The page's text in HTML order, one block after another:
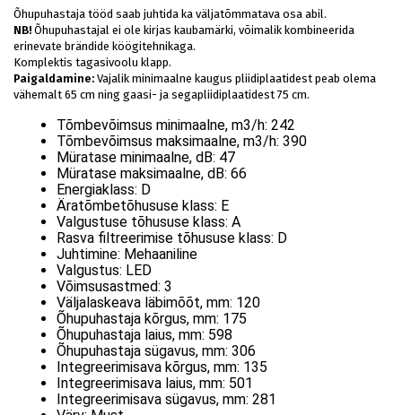
Õhupuhastaja tööd saab juhtida ka väljatõmmatava osa abil.
NB! Õhupuhastajal ei ole kirjas kaubamärki, võimalik kombineerida
erinevate brändide köögitehnikaga.
Komplektis tagasivoolu klapp.
Paigaldamine: Vajalik minimaalne kaugus pliidiplaatidest peab olema
vähemalt 65 cm ning gaasi- ja segapliidiplaatidest 75 cm.
Tõmbevõimsus minimaalne, m3/h: 242
Tõmbevõimsus maksimaalne, m3/h: 390
Müratase minimaalne, dB: 47
Müratase maksimaalne, dB: 66
Energiaklass: D
Äratõmbetõhususe klass: E
Valgustuse tõhususe klass: A
Rasva filtreerimise tõhususe klass: D
Juhtimine: Mehaaniline
Valgustus: LED
Võimsusastmed: 3
Väljalaskeava läbimõõt, mm: 120
Õhupuhastaja kõrgus, mm: 175
Õhupuhastaja laius, mm: 598
Õhupuhastaja sügavus, mm: 306
Integreerimisava kõrgus, mm: 135
Integreerimisava laius, mm: 501
Integreerimisava sügavus, mm: 281